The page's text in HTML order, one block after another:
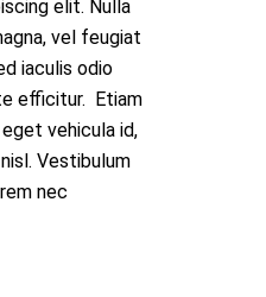
elit. Nulla
vel feugiat
iaculis odio
efficitur. Etiam
vehicula id,
Vestibulum
nec